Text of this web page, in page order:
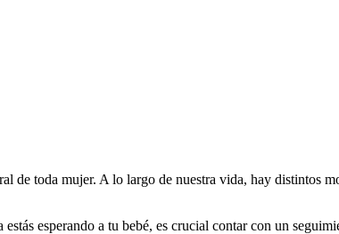
de toda mujer. A lo largo de nuestra vida, hay distintos
estás esperando a tu bebé, es crucial contar con un